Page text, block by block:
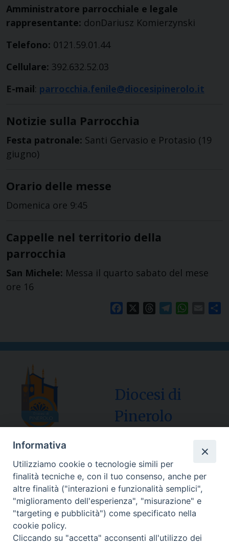
Amministratore parrocchiale e legale
rappresentante: donDariusz Komierzynski
Telefono: 0121.59.01.44
Cellulare: 392.632.52.03
E-mail: parrocchia.fenile@diocesipinerolo.it
Notizie sulla Parrocchia
Festa patronale: Santi Gervasio e Protasio (19
giugno)
Orario delle messe
Domenica ore 9:45
Cappelle nel territorio della
parrocchia
San Michele: Messa il quarto sabato del mese
ore 16
Facebook ThreadsTelegramWhatsApp
Email
Diocesi di
Pinerolo
Sede Curia:
Via Vescovado, 1 – 10064 Pinerolo
Segreteria Generale Centralino Tel: 0121.37.33.20
e-mail: centralino@diocesipinerolo.it
Informativa
Utilizziamo cookie o tecnologie simili per
finalità tecniche e, con il tuo consenso, anche per
altre finalità ("interazioni e funzionalità semplici",
"miglioramento dell'esperienza", "misurazione" e
"targeting e pubblicità") come specificato nella
cookie policy.
Cliccando su "accetta" acconsenti all'utilizzo dei